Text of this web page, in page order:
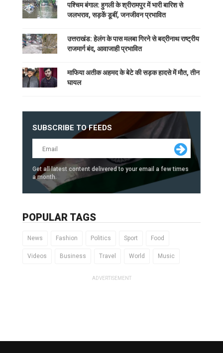
पश्चिम बंगाल: हुगली के श्रीरामपुर में भारी बारिश से
जलभराव, सड़कें डूबीं, जनजीवन प्रभावित
उत्तराखंड: हेलंग के पास मलबा गिरने से बद्रीनाथ राष्ट्रीय
राजमार्ग बंद, आवाजाही प्रभावित
माफिया अतीक अहमद के बेटे की सड़क हादसे में मौत, तीन
घायल
SUBSCRIBE TO FEEDS
Get all latest content delivered to your email a few times
a month.
POPULAR TAGS
News Fashion Politics Sport Food
Videos Business Travel World Music
ADVERTISEMENT